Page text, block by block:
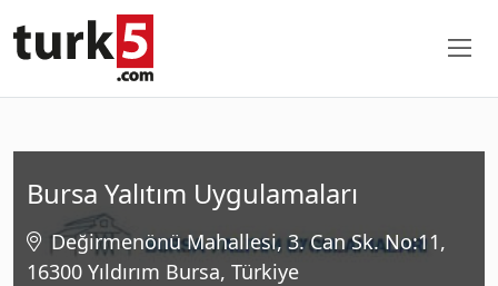
Bursa Yalıtım Uygulamaları
Değirmenönü Mahallesi, 3. Can Sk. No:11,
16300 Yıldırım Bursa, Türkiye